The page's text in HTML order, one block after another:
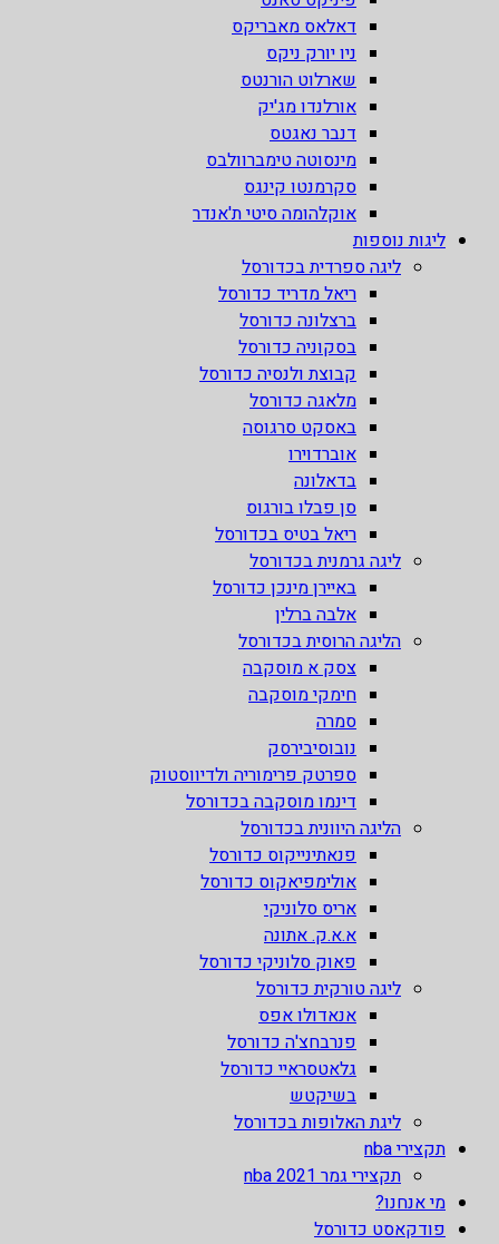
דאלאס מאבריקס
ניו יורק ניקס
שארלוט הורנטס
אורלנדו מג'יק
דנבר נאגטס
מינסוטה טימברוולבס
סקרמנטו קינגס
אוקלהומה סיטי ת'אנדר
ליגות נוספות
ליגה ספרדית בכדורסל
ריאל מדריד כדורסל
ברצלונה כדורסל
בסקוניה כדורסל
קבוצת ולנסיה כדורסל
מלאגה כדורסל
באסקט סרגוסה
אוברדוירו
בדאלונה
סן פבלו בורגוס
ריאל בטיס בכדורסל
ליגה גרמנית בכדורסל
באיירן מינכן כדורסל
אלבה ברלין
הליגה הרוסית בכדורסל
צסק א מוסקבה
חימקי מוסקבה
סמרה
נובוסיבירסק
ספרטק פרימוריה ולדיווסטוק
דינמו מוסקבה בכדורסל
הליגה היוונית בכדורסל
פנאתינייקוס כדורסל
אולימפיאקוס כדורסל
אריס סלוניקי
א.א.ק. אתונה
פאוק סלוניקי כדורסל
ליגה טורקית כדורסל
אנאדולו אפס
פנרבחצ'ה כדורסל
גלאטסראיי כדורסל
בשיקטש
ליגת האלופות בכדורסל
תקצירי nba
תקצירי גמר nba 2021
מי אנחנו?
פודקאסט כדורסל